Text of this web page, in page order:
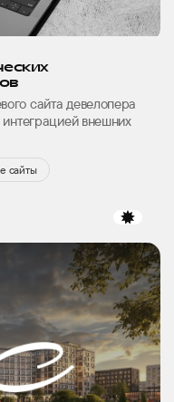
сайта девелопера
интеграцией внешних
сайты